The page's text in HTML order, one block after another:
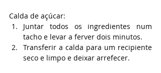
Calda de açúcar:
Juntar todos os ingredientes num
tacho e levar a ferver dois minutos.
Transferir a calda para um recipiente
seco e limpo e deixar arrefecer.